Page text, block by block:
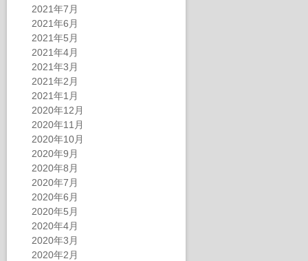
2021年7月
2021年6月
2021年5月
2021年4月
2021年3月
2021年2月
2021年1月
2020年12月
2020年11月
2020年10月
2020年9月
2020年8月
2020年7月
2020年6月
2020年5月
2020年4月
2020年3月
2020年2月